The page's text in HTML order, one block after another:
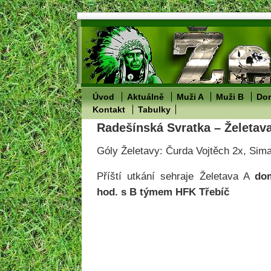
Úvod Aktuálně Muži A Muži B
Kontakt
Tabulky
Radešínská Svratka –
Góly Želetavy: Čurda Vojtěch 2x,
Příští utkání sehraje Želetava A
hod. s B týmem HFK Třebíč